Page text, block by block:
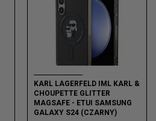
KARL LAGERFELD IML KARL &
CHOUPETTE GLITTER
MAGSAFE - ETUI SAMSUNG
GALAXY S24 (CZARNY)